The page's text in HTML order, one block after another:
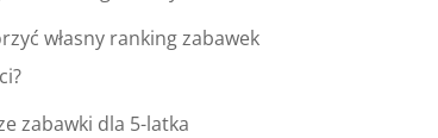
własny ranking zabawek
zabawki dla 5-latka